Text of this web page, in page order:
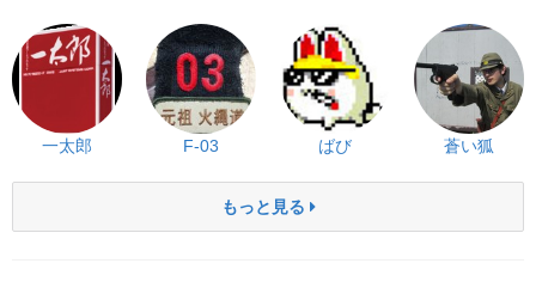
一太郎 F-03 ばび 蒼い狐
もっと見る